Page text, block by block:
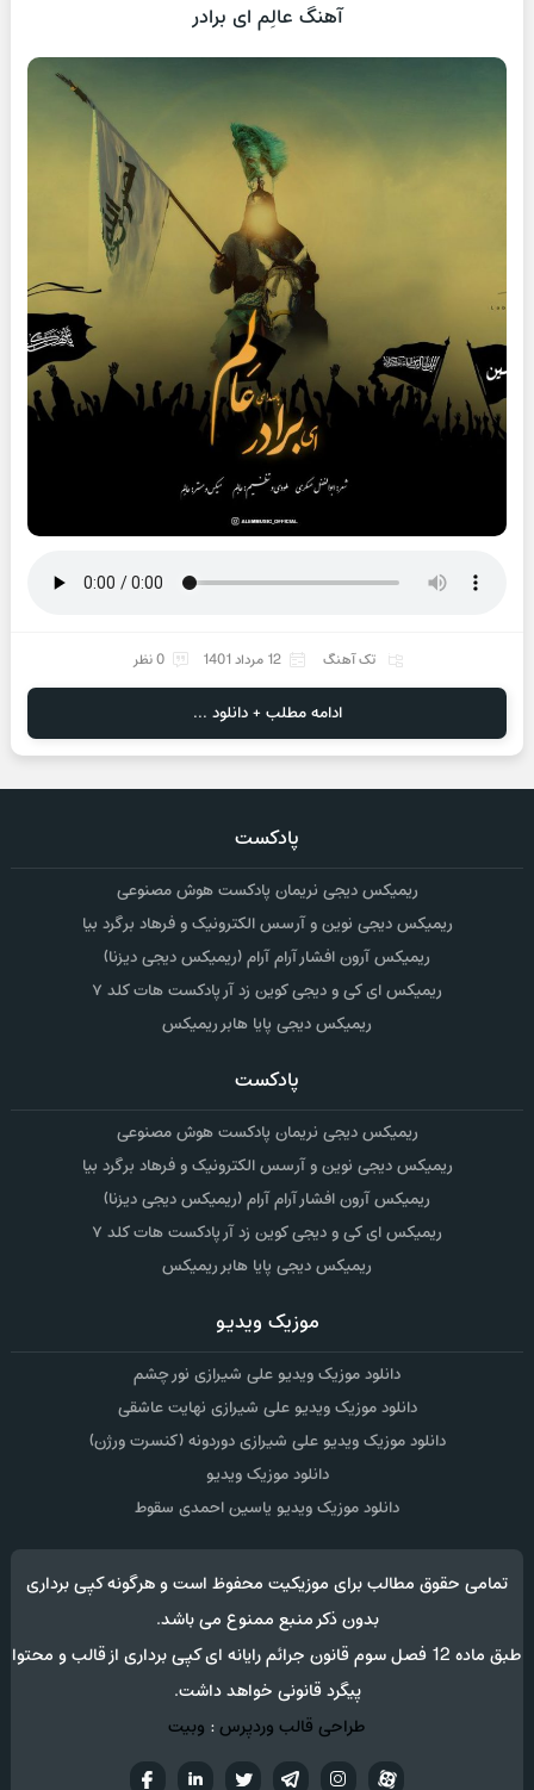
آهنگ عالِم ای برادر
تک آهنگ 12 مرداد 1401 0 نظر
ادامه مطلب + دانلود ...
پادکست
ریمیکس دیجی نریمان پادکست هوش مصنوعی
ریمیکس دیجی نوین و آرسس الکترونیک و فرهاد برگرد بیا
ریمیکس آرون افشار آرام آرام (ریمیکس دیجی دیزنا)
ریمیکس ای کی و دیجی کوین زد آر پادکست هات کلد ۷
ریمیکس دیجی پایا هابر ریمیکس
پادکست
ریمیکس دیجی نریمان پادکست هوش مصنوعی
ریمیکس دیجی نوین و آرسس الکترونیک و فرهاد برگرد بیا
ریمیکس آرون افشار آرام آرام (ریمیکس دیجی دیزنا)
ریمیکس ای کی و دیجی کوین زد آر پادکست هات کلد ۷
ریمیکس دیجی پایا هابر ریمیکس
موزیک ویدیو
دانلود موزیک ویدیو علی شیرازی نور چشم
دانلود موزیک ویدیو علی شیرازی نهایت عاشقی
دانلود موزیک ویدیو علی شیرازی دوردونه (کنسرت ورژن)
دانلود موزیک ویدیو
دانلود موزیک ویدیو یاسین احمدی سقوط
تمامی حقوق مطالب برای موزیکیت محفوظ است و هرگونه کپی برداری
بدون ذکر منبع ممنوع می باشد.
طبق ماده 12 فصل سوم قانون جرائم رایانه ای کپی برداری از قالب و محتوا
پیگرد قانونی خواهد داشت.
طراحی قالب وردپرس: وبیت
تويترتلگراماینستاگرام آپارات